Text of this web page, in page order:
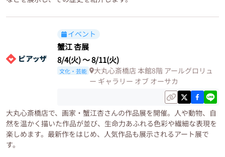
イベント
蟹江 杏展
8/4(火)〜8/11(火)
文化・芸能
大丸心斎橋店 本館8階 アールグロリュ
ー ギャラリー オブ オーサカ
大丸心斎橋店で、画家・蟹江杏さんの作品展を開催。人や動物、自
然を温かく描いた作品が並び、生命力あふれる色彩や繊細な表現を
楽しめます。最新作をはじめ、人気作品も展示されるアート展で
す。